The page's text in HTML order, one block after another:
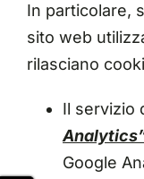
In particolare,
sito web
rilasciano
Il servizio
Google